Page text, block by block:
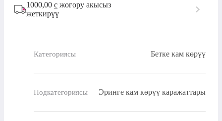
1000,00 с жогору акысыз
жеткирүү
Категориясы Бетке кам көрүү
Подкатегориясы Эринге кам көрүү каражаттары